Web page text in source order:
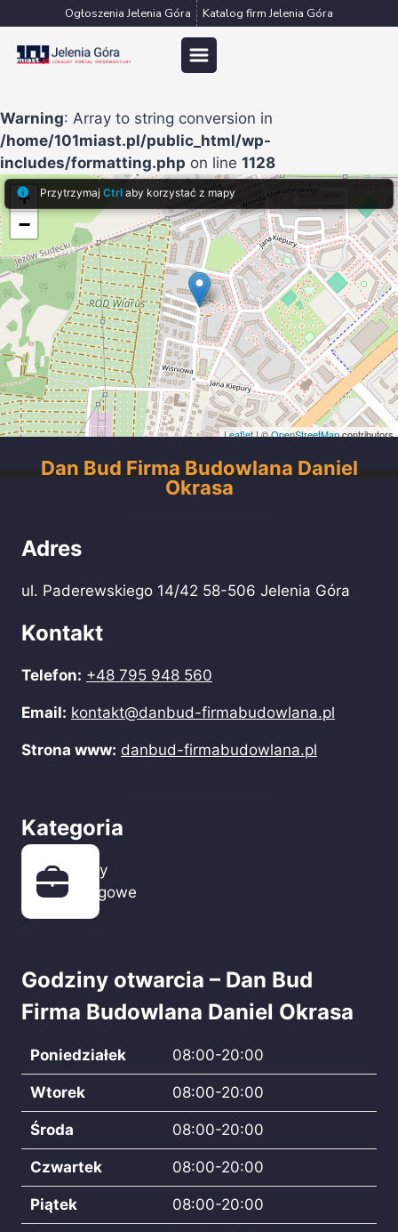
do
treści
Ogłoszenia Jelenia Góra Katalog firm Jelenia Góra
Warning: Array to string conversion in
/home/101miast.pl/public_html/wp-
includes/formatting.php on line 1128
+
−
Leaflet| ©OpenStreetMapcontributors
Przytrzymaj Ctrl aby korzystać z mapy
Dan Bud Firma Budowlana Daniel
Okrasa
Adres
ul. Paderewskiego 14/42 58-506 Jelenia Góra
Kontakt
Telefon: +48 795 948 560
Email: kontakt@danbud-firmabudowlana.pl
Strona www: danbud-firmabudowlana.pl
Kategoria
Firmy
usługowe
Godziny otwarcia – Dan Bud
Firma Budowlana Daniel Okrasa
Poniedziałek 08:00-20:00
Wtorek 08:00-20:00
Środa 08:00-20:00
Czwartek 08:00-20:00
Piątek 08:00-20:00